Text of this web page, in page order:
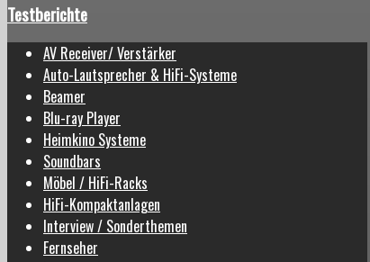
Testberichte
AV Receiver/ Verstärker
Auto-Lautsprecher & HiFi-Systeme
Beamer
Blu-ray Player
Heimkino Systeme
Soundbars
Möbel / HiFi-Racks
HiFi-Kompaktanlagen
Interview / Sonderthemen
Fernseher